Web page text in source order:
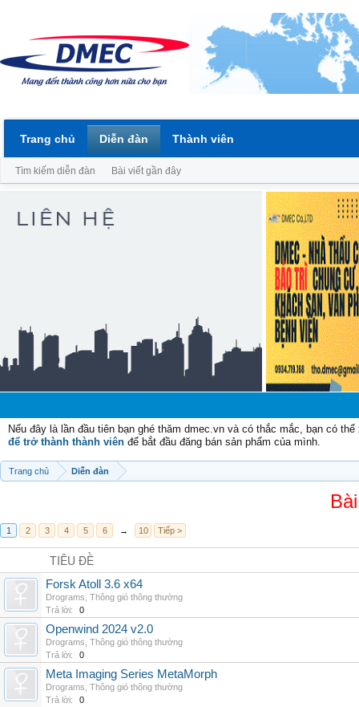
Nếu đây là lần đầu tiên bạn ghé thăm dmec.vn và có thắc mắc, bạn có
để trở thành thành viên để bắt đầu đăng bán sản phẩm của mình.
Trang chủ Diễn đàn
1 2 3 4 5 6 → 10 Tiếp >
TIÊU ĐỀ
Forsk Atoll 3.6 x64
Drograms Thông gió thông thường
Trả lời:
0
Openwind 2024 v2.0
Drograms Thông gió thông thường
Trả lời:
0
Meta Imaging Series MetaMorph
Drograms Thông gió thông thường
Trả lời:
0
Trang chủ Diễn đàn
Tìm kiếm diễn đàn Bài viết gần đây
Thành viên